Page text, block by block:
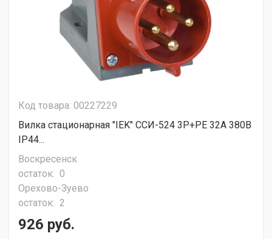
Код товара: 00227229
Вилка стационарная "IEK" ССИ-524 3P+PE 32A 380В
IP44...
Воскресенск
остаток: 0
Орехово-Зуево
остаток: 2
926 руб.